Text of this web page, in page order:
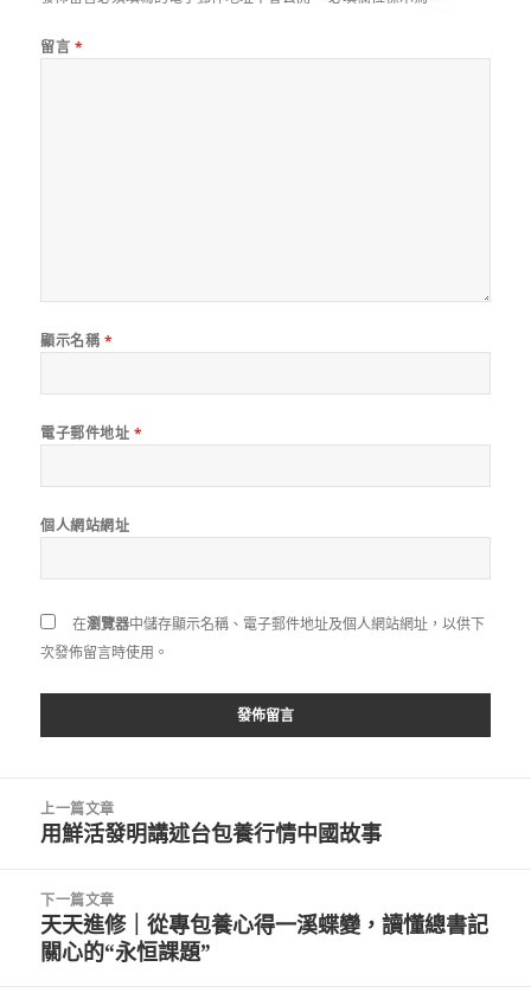
留言 *
顯示名稱 *
電子郵件地址 *
個人網站網址
在瀏覽器中儲存顯示名稱、電子郵件地址及個人網站網址，以供下
次發佈留言時使用。
上一篇文章
上
篇
文
章:
用鮮活發明講述台包養行情中國故事
下一篇文章
下
一
天天進修｜從專包養心得一溪蝶變，讀懂總書記
關心的“永恒課題”